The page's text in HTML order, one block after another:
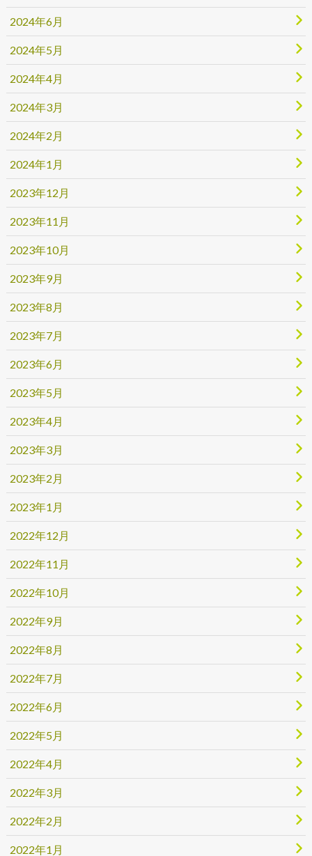
2024年6月
2024年5月
2024年4月
2024年3月
2024年2月
2024年1月
2023年12月
2023年11月
2023年10月
2023年9月
2023年8月
2023年7月
2023年6月
2023年5月
2023年4月
2023年3月
2023年2月
2023年1月
2022年12月
2022年11月
2022年10月
2022年9月
2022年8月
2022年7月
2022年6月
2022年5月
2022年4月
2022年3月
2022年2月
2022年1月